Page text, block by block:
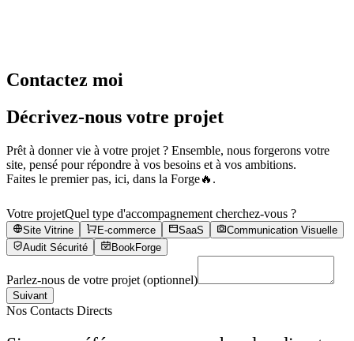
Contactez moi
Décrivez-nous votre projet
Prêt à donner vie à votre projet ? Ensemble, nous forgerons votre
site, pensé pour répondre à vos besoins et à vos ambitions.
Faites le premier pas, ici, dans la Forge🔥.
Votre projetQuel type d'accompagnement cherchez-vous ?
Site Vitrine E-commerce SaaS
Communication Visuelle
Audit Sécurité
BookForge
Parlez-nous de votre projet (optionnel)
Suivant
Nos Contacts Directs